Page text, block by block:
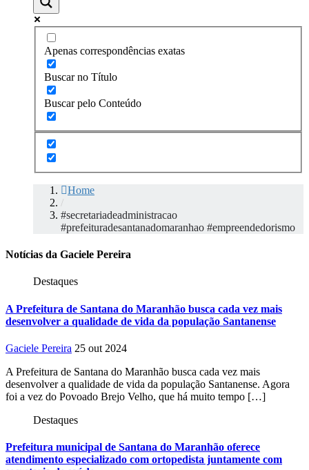
Apenas correspondências exatas
Buscar no Título
Buscar pelo Conteúdo
Home
/
#secretariadeadministracao
#prefeituradesantanadomaranhao #empreendedorismo
Notícias da Gaciele Pereira
Destaques
A Prefeitura de Santana do Maranhão busca cada vez mais
desenvolver a qualidade de vida da população Santanense
Gaciele Pereira 25 out 2024
A Prefeitura de Santana do Maranhão busca cada vez mais
desenvolver a qualidade de vida da população Santanense. Agora
foi a vez do Povoado Brejo Velho, que há muito tempo […]
Destaques
Prefeitura municipal de Santana do Maranhão oferece
atendimento especializado com ortopedista juntamente com